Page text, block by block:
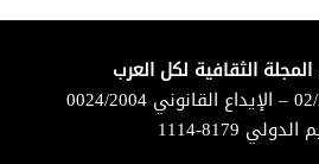
المجلة الثقافية لكل العرب
ملف الصحافة 02/2018 – الإيداع القانوني 0024/2004
8179-1114